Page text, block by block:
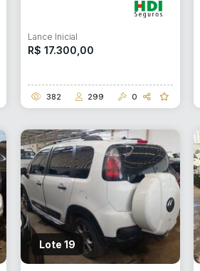
Lance Inicial
R$ 17.300,00
382 299 0
Lote 19